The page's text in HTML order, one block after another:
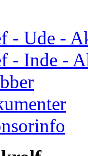
- Ude -
- Inde -